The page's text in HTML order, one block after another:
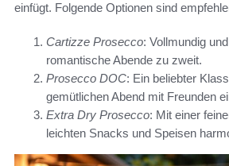
einfügt. Folgende Optionen sind
Cartizze Prosecco: Vollmundig
romantische Abende zu zweit.
Prosecco DOC: Ein beliebter
gemütlichen Abend mit Freunden
Extra Dry Prosecco: Mit einer
leichten Snacks und Speisen